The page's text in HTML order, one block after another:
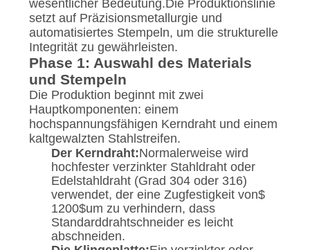
wesentlicher Bedeutung.Die Produktionslinie
setzt auf Präzisionsmetallurgie und
automatisiertes Stempeln, um die strukturelle
Integrität zu gewährleisten.
Phase 1: Auswahl des Materials
und Stempeln
Die Produktion beginnt mit zwei
Hauptkomponenten: einem
hochspannungsfähigen Kerndraht und einem
kaltgewalzten Stahlstreifen.
Der Kerndraht:Normalerweise wird
hochfester verzinkter Stahldraht oder
Edelstahldraht (Grad 304 oder 316)
verwendet, der eine Zugfestigkeit von$
1200$um zu verhindern, dass
Standarddrahtschneider es leicht
abschneiden.